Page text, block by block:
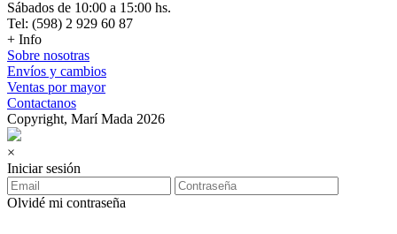
Sábados de 10:00 a 15:00 hs.
Tel: (598) 2 929 60 87
+ Info
Sobre nosotras
Envíos y cambios
Ventas por mayor
Contactanos
Copyright, Marí Mada 2026
×
Iniciar sesión
Olvidé mi contraseña